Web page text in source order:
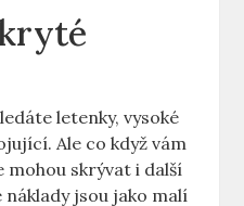
letenky, vysoké
Ale co když vám
mohou skrývat i další
náklady jsou jako malí